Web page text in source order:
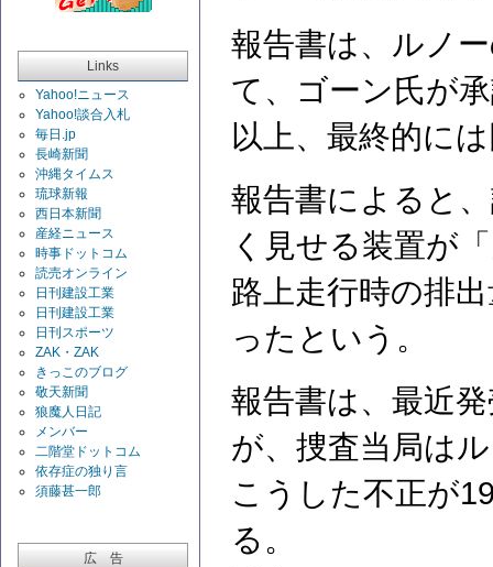
Links
Yahoo!ニュース
Yahoo!談合入札
毎日.jp
長崎新聞
沖縄タイムス
琉球新報
西日本新聞
産経ニュース
時事ドットコム
読売オンライン
日刊建設工業
日刊建設工業
日刊スポーツ
ZAK・ZAK
きっこのブログ
敬天新聞
狼魔人日記
メンバー
二階堂ドットコム
依存症の独り言
須藤甚一郎
広 告
報告書は、ルノ
て、ゴーン氏が
以上、最終的に
報告書によると
く見せる装置が
路上走行時の排
ったという。
報告書は、最近
が、捜査当局は
こうした不正が
る。